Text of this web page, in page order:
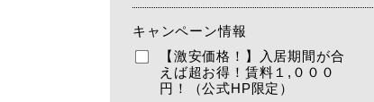
キャンペーン情報
【激安価格！】入居期間が合
えば超お得！賃料１,０００
円！（公式HP限定）